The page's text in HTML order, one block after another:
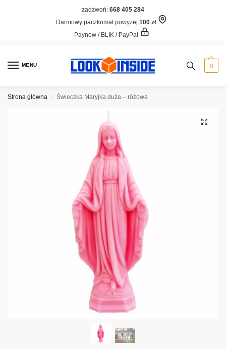
zadzwoń: 668 405 284
Darmowy paczkomat powyżej 100 zł
Paynow / BLIK / PayPal
MENU 0
Strona główna / Świeczka Maryjka duża – różowa